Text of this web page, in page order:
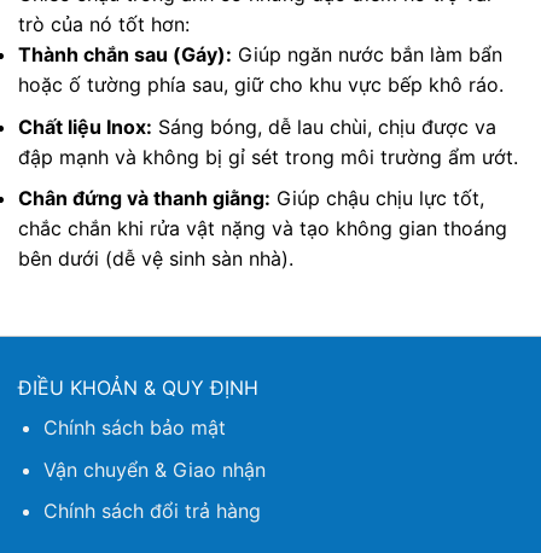
trò của nó tốt hơn:
Thành chắn sau (Gáy): Giúp ngăn nước bắn làm bẩn
hoặc ố tường phía sau, giữ cho khu vực bếp khô ráo.
Chất liệu Inox: Sáng bóng, dễ lau chùi, chịu được va
đập mạnh và không bị gỉ sét trong môi trường ẩm ướt.
Chân đứng và thanh giằng: Giúp chậu chịu lực tốt,
chắc chắn khi rửa vật nặng và tạo không gian thoáng
bên dưới (dễ vệ sinh sàn nhà).
ĐIỀU KHOẢN & QUY ĐỊNH
Chính sách bảo mật
Vận chuyển & Giao nhận
Chính sách đổi trả hàng